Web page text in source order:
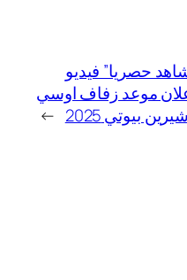
حصريا” فيديو
موعد زفاف اوسي
بيوتي 2025
→